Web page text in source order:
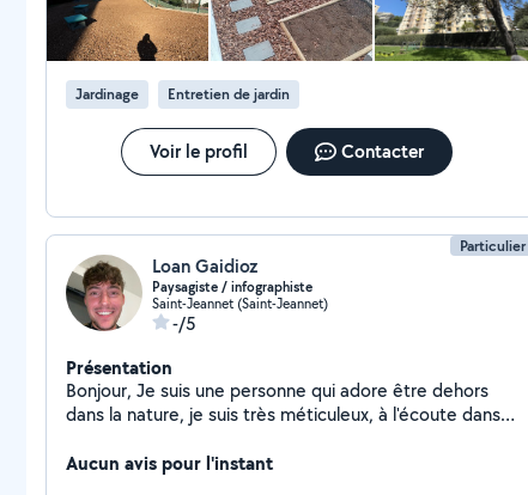
Jardinage Entretien de jardin
Voir le profil Contacter
Particulier
Loan Gaidioz
Paysagiste / infographiste
Saint-Jeannet (Saint-Jeannet)
-/5
Présentation
Bonjour, Je suis une personne qui adore être dehors
dans la nature, je suis très méticuleux, à l'écoute dans
pour moi. Je privatise la qualité plutôt que la rapidité,
Aucun avis pour l'instant